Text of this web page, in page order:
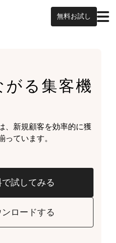
無料お試し
がる集客機
、 新規顧客を効率的に獲
っています。
試してみる
ロードする